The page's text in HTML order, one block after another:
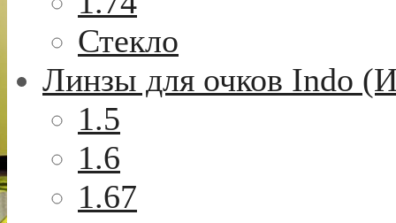
Стекло
Линзы для очков Indo
1.5
1.6
1.67